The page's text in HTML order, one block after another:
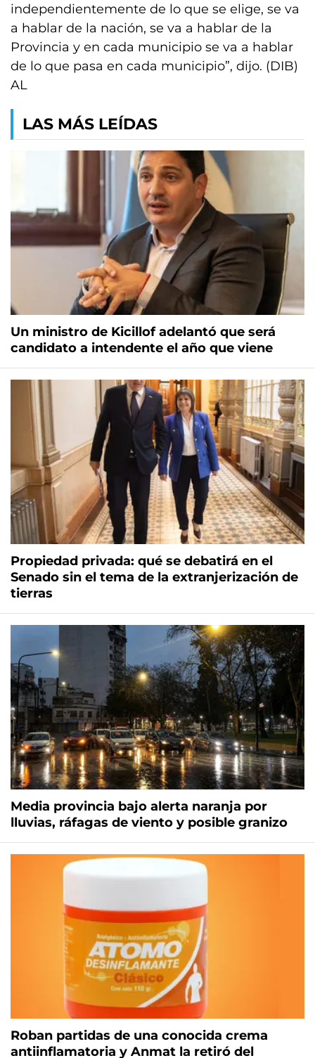
independientemente de lo que se elige, se va
a hablar de la nación, se va a hablar de la
Provincia y en cada municipio se va a hablar
de lo que pasa en cada municipio”, dijo. (DIB)
AL
LAS MÁS LEÍDAS
Un ministro de Kicillof adelantó que será
candidato a intendente el año que viene
Propiedad privada: qué se debatirá en el
Senado sin el tema de la extranjerización de
tierras
Media provincia bajo alerta naranja por
lluvias, ráfagas de viento y posible granizo
Roban partidas de una conocida crema
antiinflamatoria y Anmat la retiró del